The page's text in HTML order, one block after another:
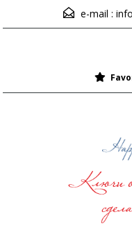
e-mail :